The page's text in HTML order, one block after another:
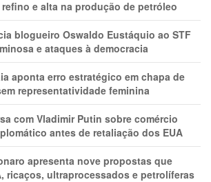
e alta na produção de petróleo
blogueiro Oswaldo Eustáquio ao STF
e ataques à democracia
aponta erro estratégico em chapa de
representatividade feminina
com Vladimir Putin sobre comércio
antes de retaliação dos EUA
apresenta nove propostas que
ricaços, ultraprocessados e petrolíferas